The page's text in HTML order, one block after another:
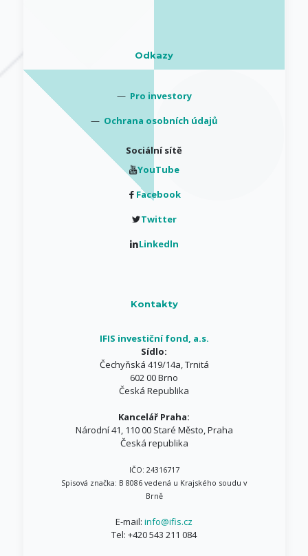
Odkazy
— Pro investory
— Ochrana osobních údajů
Sociální sítě
YouTube
Facebook
Twitter
Linkedln
Kontakty
IFIS investiční fond, a.s.
Sídlo:
Čechyňská 419/14a, Trnitá
602 00 Brno
Česká Republika
Kancelář Praha:
Národní 41, 110 00 Staré Město, Praha
Česká republika
IČO: 24316717
Spisová značka: B 8086 vedená u Krajského soudu v
Brně
E-mail: info@ifis.cz
Tel: +420 543 211 084